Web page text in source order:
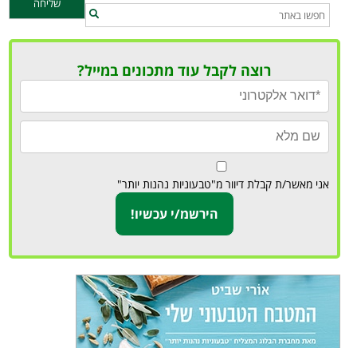
רוצה לקבל עוד מתכונים במייל?
אני מאשר/ת קבלת דיוור מ"טבעוניות נהנות יותר"